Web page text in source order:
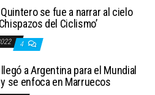
Quintero se fue a narrar al cielo
del Ciclismo’
4
a Argentina para el Mundial
se enfoca en Marruecos